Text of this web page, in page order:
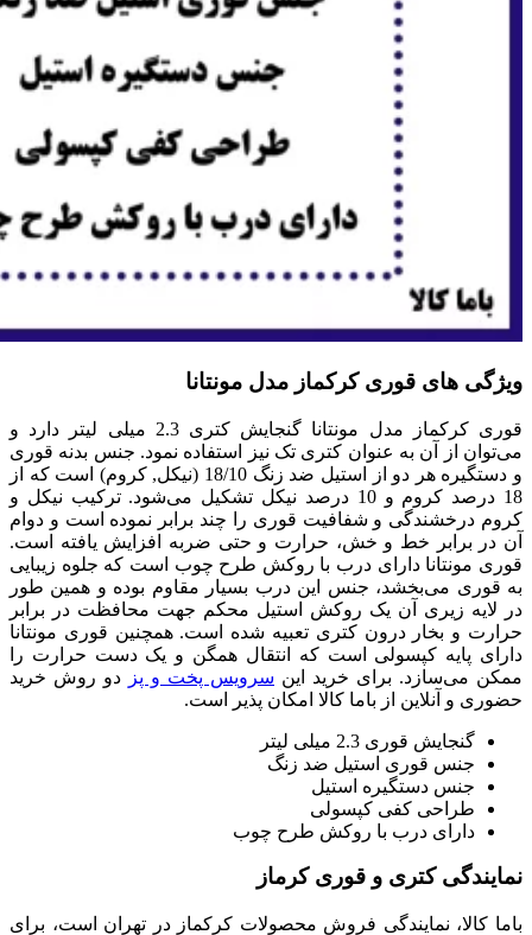
ویژگی های قوری کرکماز مدل مونتانا
قوری کرکماز مدل مونتانا گنجایش کتری 2.3 میلی لیتر دارد و
می‌توان از آن به عنوان کتری تک نیز استفاده نمود. جنس بدنه قوری
و دستگیره هر دو از استیل ضد زنگ 18/10 (نیکل, کروم) است که از
18 درصد کروم و 10 درصد نیکل تشکیل می‌شود. ترکیب نیکل و
کروم درخشندگی و شفافیت قوری را چند برابر نموده است و دوام
آن در برابر خط و خش، حرارت و حتی ضربه افزایش یافته است.
قوری مونتانا دارای درب با روکش طرح چوب است که جلوه زیبایی
به قوری می‌بخشد، جنس این درب بسیار مقاوم بوده و همین طور
در لایه زیری آن یک روکش استیل محکم جهت محافظت در برابر
حرارت و بخار درون کتری تعبیه شده است. همچنین قوری مونتانا
دارای پایه کپسولی است که انتقال همگن و یک دست حرارت را
ممکن می‌سازد. برای خرید این سرویس پخت و پز دو روش خرید
حضوری و آنلاین از باما کالا امکان پذیر است.
گنجایش قوری 2.3 میلی لیتر
جنس قوری استیل ضد زنگ
جنس دستگیره استیل
طراحی کفی کپسولی
دارای درب با روکش طرح چوب
نمایندگی کتری و قوری کرماز
باما کالا، نمایندگی فروش محصولات کرکماز در تهران است، برای